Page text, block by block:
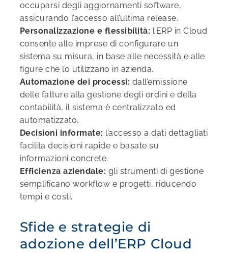
occuparsi degli aggiornamenti software,
assicurando l’accesso all’ultima release.
Personalizzazione e flessibilità: l’ERP in Cloud
consente alle imprese di configurare un
sistema su misura, in base alle necessità e alle
figure che lo utilizzano in azienda.
Automazione dei processi: dall’emissione
delle fatture alla gestione degli ordini e della
contabilità, il sistema è centralizzato ed
automatizzato.
Decisioni informate: l’accesso a dati dettagliati
facilita decisioni rapide e basate su
informazioni concrete.
Efficienza aziendale: gli strumenti di gestione
semplificano workflow e progetti, riducendo
tempi e costi.
Sfide e strategie di
adozione dell’ERP Cloud